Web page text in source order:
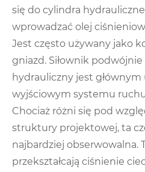
się do cylindra
wprowadzać olej
Jest często używany jako
gniazd. Siłownik podwójnie
hydrauliczny jest
wyjściowym systemu
Chociaż różni się pod
struktury projektowej, ta
najbardziej obserwowalna.
przekształcają ciśnienie